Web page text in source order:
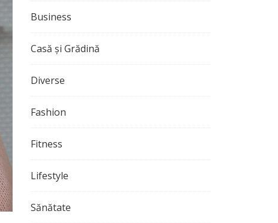
Business
Casă și Grădină
Diverse
Fashion
Fitness
Lifestyle
Sănătate